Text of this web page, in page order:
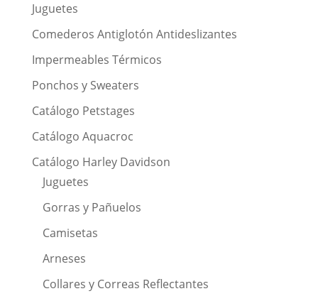
Juguetes
Comederos Antiglotón Antideslizantes
Impermeables Térmicos
Ponchos y Sweaters
Catálogo Petstages
Catálogo Aquacroc
Catálogo Harley Davidson
Juguetes
Gorras y Pañuelos
Camisetas
Arneses
Collares y Correas Reflectantes